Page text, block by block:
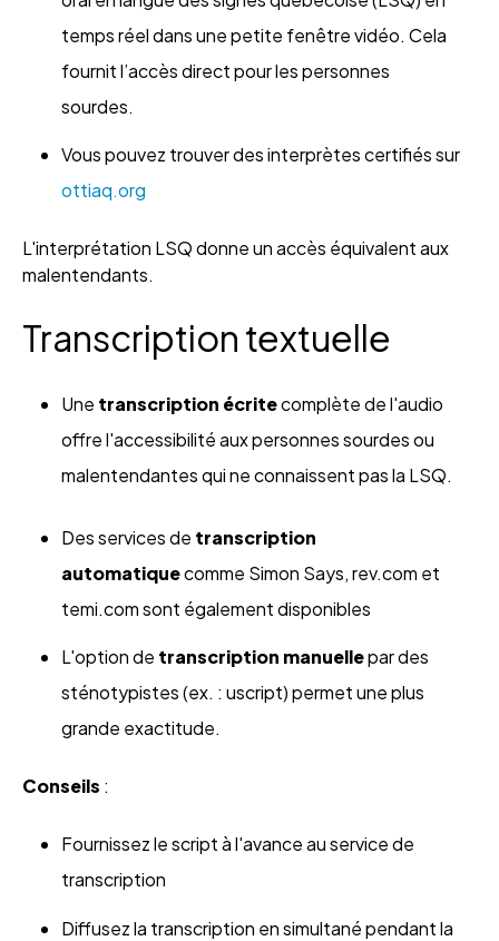
temps réel dans une petite fenêtre vidéo. Cela
fournit l’accès direct pour les personnes
sourdes.
Vous pouvez trouver des interprètes certifiés sur
ottiaq.org
L'interprétation LSQ donne un accès équivalent aux
malentendants.
Transcription textuelle
Une transcription écritecomplète de l'audio
offre l'accessibilité aux personnes sourdes ou
malentendantes qui ne connaissent pas la LSQ.
Des services de transcription
automatiquecomme Simon Says, rev.com et
temi.com sont également disponibles
L'option de transcription manuellepar des
sténotypistes (ex. : uscript) permet une plus
grande exactitude.
Conseils :
Fournissez le script à l'avance au service de
transcription
Diffusez la transcription en simultané pendant la